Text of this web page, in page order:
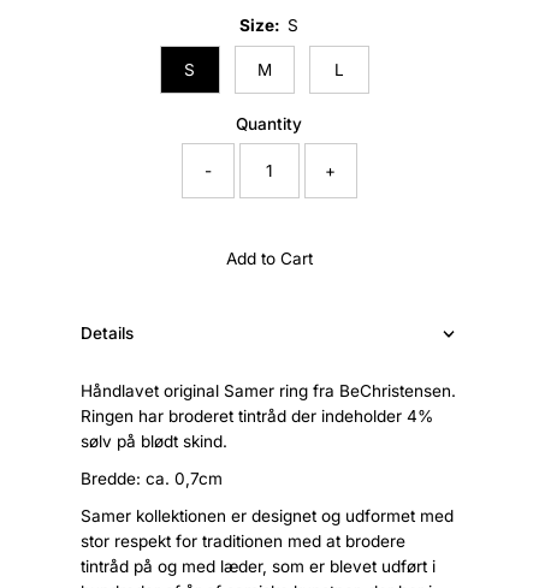
Size: S
S M L
Quantity
- +
Add to Cart
Details
Håndlavet original Samer ring fra BeChristensen.
Ringen har broderet tintråd der indeholder 4%
sølv på blødt skind.
Bredde: ca. 0,7cm
Samer kollektionen er designet og udformet med
stor respekt for traditionen med at brodere
tintråd på og med læder, som er blevet udført i